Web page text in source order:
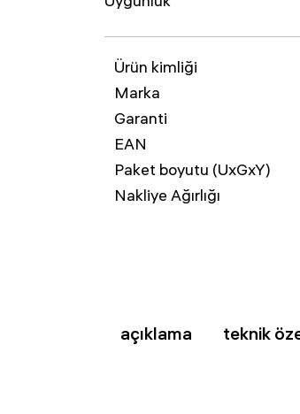
Ürün kimliği
Marka
Garanti
EAN
Paket boyutu (UxGxY)
Nakliye Ağırlığı
açıklama teknik